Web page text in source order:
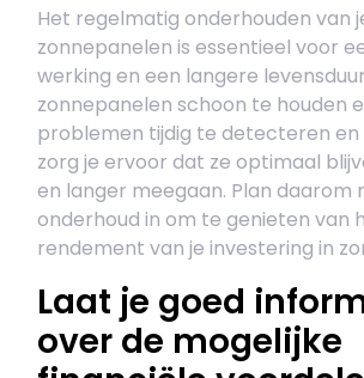
Het regelmatig onderhouden van
zonnepanelen is essentieel voor
werking en een langere
zonnepanelen schoon te houden
problemen tijdig te detecteren en
zorg je ervoor dat ze optimaal
en langer meegaan. Plan daarom
onderhoud in om te genieten van
rendement van je investering in
Laat je goed
over de mogelijke